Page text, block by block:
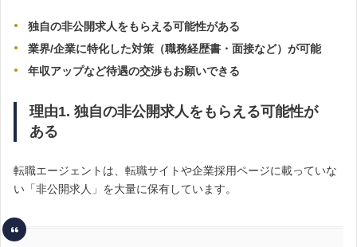
独自の非公開求人をもらえる可能性がある
業界/企業に特化した対策（職務経歴書・面接など）が可能
年収アップなど待遇の交渉もお願いできる
理由1. 独自の非公開求人をもらえる可能性が
ある
転職エージェントは、転職サイトや企業採用ページに載っていな
い「非公開求人」を大量に保有しています。